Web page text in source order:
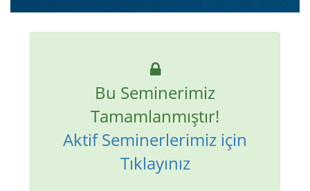
Bu Seminerimiz
Tamamlanmıştır!
Aktif Seminerlerimiz için
Tıklayınız